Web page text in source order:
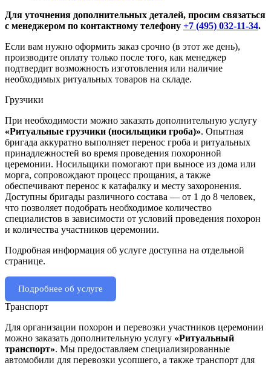
Для уточнения дополнительных деталей, просим связаться
с менеджером по контактному телефону +7 (495) 032-11-34.
Если вам нужно оформить заказ срочно (в этот же день),
производите оплату только после того, как менеджер
подтвердит возможность изготовления или наличие
необходимых ритуальных товаров на складе.
Грузчики
При необходимости можно заказать дополнительную услугу
«Ритуальные грузчики (носильщики гроба)». Опытная
бригада аккуратно выполняет перенос гроба и ритуальных
принадлежностей во время проведения похоронной
церемонии. Носильщики помогают при выносе из дома или
морга, сопровождают процесс прощания, а также
обеспечивают перенос к катафалку и месту захоронения.
Доступны бригады различного состава — от 1 до 8 человек,
что позволяет подобрать необходимое количество
специалистов в зависимости от условий проведения похорон
и количества участников церемонии.
Подробная информация об услуге доступна на отдельной
странице.
Подробнее об услуге
Транспорт
Для организации похорон и перевозки участников церемонии
можно заказать дополнительную услугу «Ритуальный
транспорт». Мы предоставляем специализированные
автомобили для перевозки усопшего, а также транспорт для